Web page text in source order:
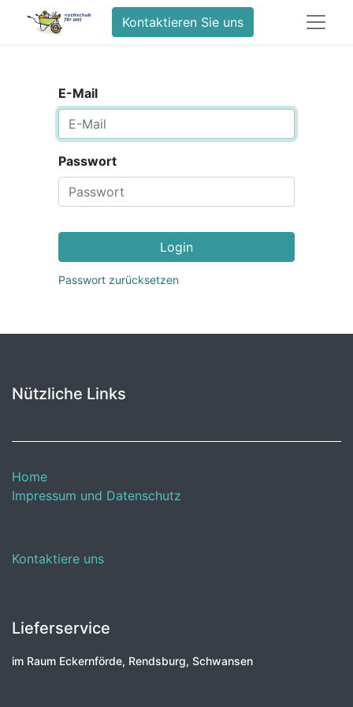
Kontaktieren Sie uns
E-Mail
Passwort
Login
Passwort zurücksetzen
Nützliche Links
Home
Impressum und Datenschutz
Kontaktiere uns
Lieferservice
im Raum Eckernförde, Rendsburg, Schwansen